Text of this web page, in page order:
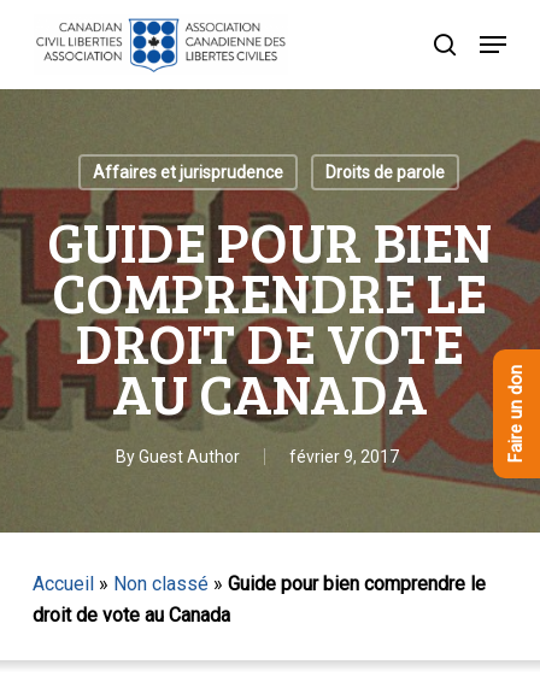
recherche
Menu
Affaires et jurisprudence Droits de parole
GUIDE POUR BIEN
COMPRENDRE LE
DROIT DE VOTE
AU CANADA
By Guest Author février 9, 2017
Accueil» Non classé» Guide pour bien comprendre le
droit de vote au Canada
Faire un don